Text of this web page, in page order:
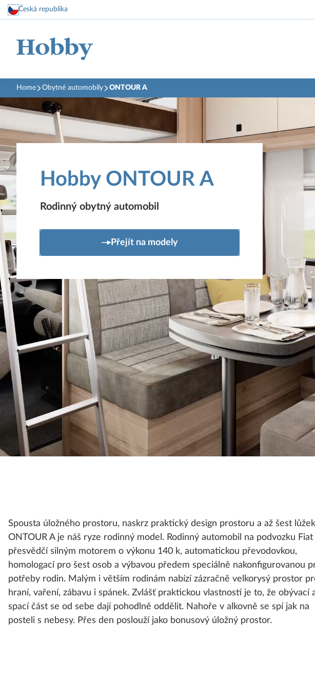
Česká republika
Home Obytné automobily ONTOUR A
Hobby ONTOUR A
Rodinný obytný automobil
Přejít na modely
Spousta úložného prostoru, naskrz praktický design prostoru a až šest
ONTOUR A je náš ryze rodinný model. Rodinný automobil na podvozku Fiat
přesvědčí silným motorem o výkonu 140 k, automatickou převodovkou,
homologací pro šest osob a výbavou předem speciálně nakonfigurovanou
potřeby rodin. Malým i větším rodinám nabízí zázračně velkorysý prostor
hraní, vaření, zábavu i spánek. Zvlášť praktickou vlastností je to, že obývací
spací část se od sebe dají pohodlně oddělit. Nahoře v alkovně se spí jak na
posteli s nebesy. Přes den poslouží jako bonusový úložný prostor.